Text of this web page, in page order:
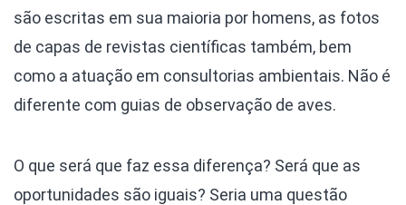
são escritas em sua maioria por homens, as fotos
de capas de revistas científicas também, bem
como a atuação em consultorias ambientais. Não é
diferente com guias de observação de aves.
O que será que faz essa diferença? Será que as
oportunidades são iguais? Seria uma questão